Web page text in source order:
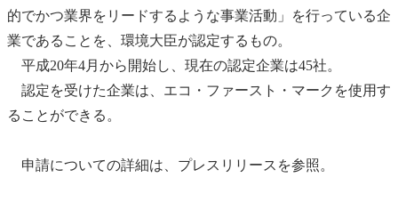
的でかつ業界をリードするような事業活動」を行っている企
業であることを、環境大臣が認定するもの。
平成20年4月から開始し、現在の認定企業は45社。
認定を受けた企業は、エコ・ファースト・マークを使用す
ることができる。
申請についての詳細は、プレスリリースを参照。